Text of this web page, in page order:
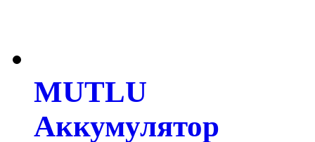
MUTLU
Аккумулятор